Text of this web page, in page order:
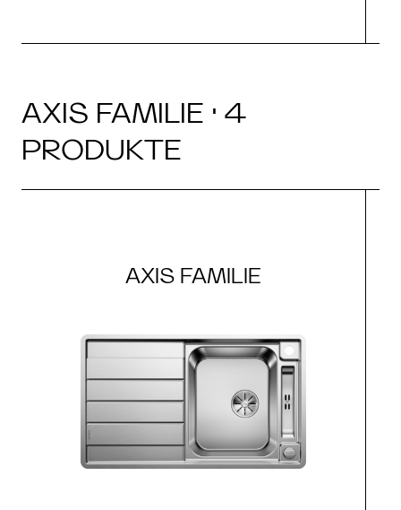
AXIS FAMILIE · 4
PRODUKTE
AXIS FAMILIE